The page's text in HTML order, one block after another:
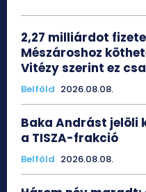
2,27 milliárdot
Mészároshoz
Vitézy szerint ez
Belföld 2026.08.08.
Baka Andrást jelöli
a TISZA-frakció
Belföld 2026.08.08.